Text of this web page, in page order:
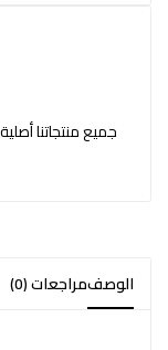
الوصفمراجعات (0)